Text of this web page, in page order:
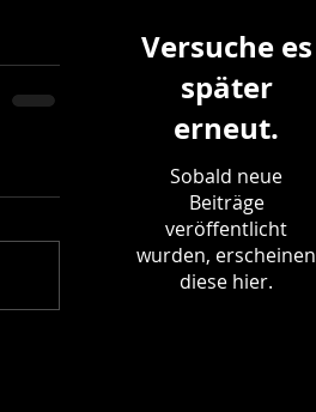
Versuche es
später
erneut.
Sobald neue
Beiträge
veröffentlicht
wurden, erscheinen
diese hier.